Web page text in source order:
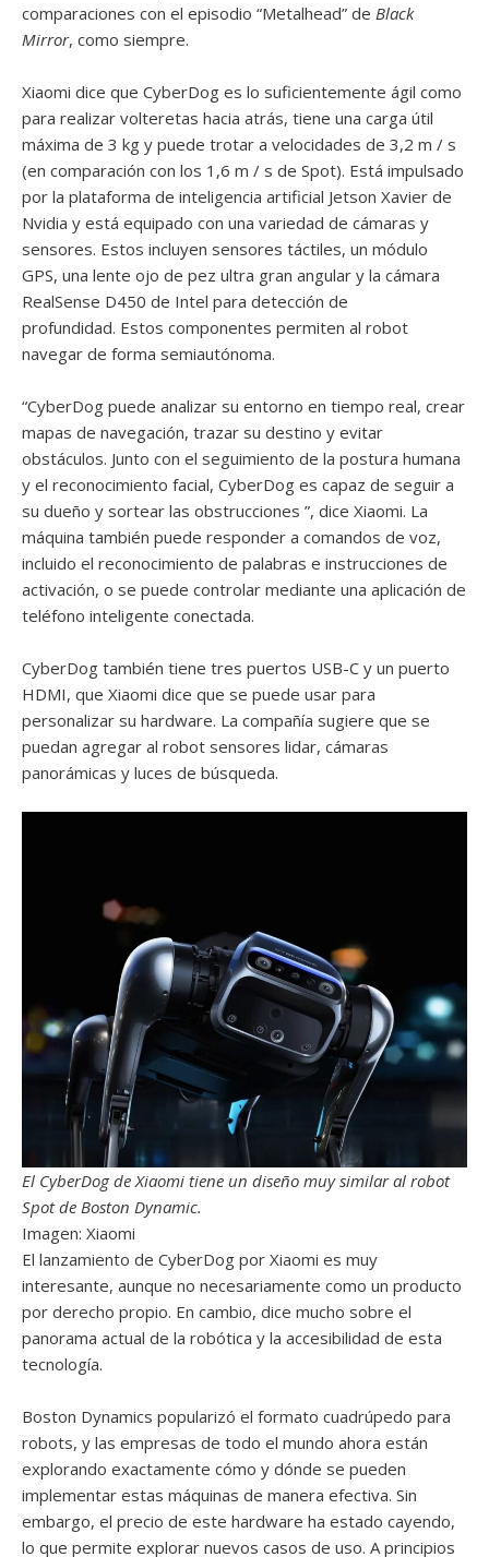
comparaciones con el episodio “Metalhead” de Black
Mirror, como siempre.
Xiaomi dice que CyberDog es lo suficientemente ágil como
para realizar volteretas hacia atrás, tiene una carga útil
máxima de 3 kg y puede trotar a velocidades de 3,2 m / s
(en comparación con los 1,6 m / s de Spot). Está impulsado
por la plataforma de inteligencia artificial Jetson Xavier de
Nvidia y está equipado con una variedad de cámaras y
sensores. Estos incluyen sensores táctiles, un módulo
GPS, una lente ojo de pez ultra gran angular y la cámara
RealSense D450 de Intel para detección de
profundidad. Estos componentes permiten al robot
navegar de forma semiautónoma.
“CyberDog puede analizar su entorno en tiempo real, crear
mapas de navegación, trazar su destino y evitar
obstáculos. Junto con el seguimiento de la postura humana
y el reconocimiento facial, CyberDog es capaz de seguir a
su dueño y sortear las obstrucciones ”, dice Xiaomi. La
máquina también puede responder a comandos de voz,
incluido el reconocimiento de palabras e instrucciones de
activación, o se puede controlar mediante una aplicación de
teléfono inteligente conectada.
CyberDog también tiene tres puertos USB-C y un puerto
HDMI, que Xiaomi dice que se puede usar para
personalizar su hardware. La compañía sugiere que se
puedan agregar al robot sensores lidar, cámaras
panorámicas y luces de búsqueda.
El CyberDog de Xiaomi tiene un diseño muy similar al robot
Spot de Boston Dynamic.
Imagen: Xiaomi
El lanzamiento de CyberDog por Xiaomi es muy
interesante, aunque no necesariamente como un producto
por derecho propio. En cambio, dice mucho sobre el
panorama actual de la robótica y la accesibilidad de esta
tecnología.
Boston Dynamics popularizó el formato cuadrúpedo para
robots, y las empresas de todo el mundo ahora están
explorando exactamente cómo y dónde se pueden
implementar estas máquinas de manera efectiva. Sin
embargo, el precio de este hardware ha estado cayendo,
lo que permite explorar nuevos casos de uso. A principios